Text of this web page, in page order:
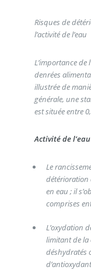
Risques de
l’activité de l’eau
L’importance de
denrées
illustrée de
générale, une
est située entre
Activité de
Le
détérioration
en eau ; il
comprises
L’oxydation
limitant de la
déshydratés